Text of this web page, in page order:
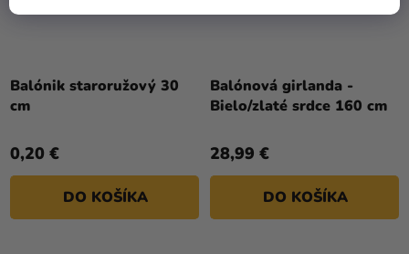
Balónik staroružový 30
cm
0,20 €
DO KOŠÍKA
Balónová girlanda -
Bielo/zlaté srdce 160 cm
28,99 €
DO KOŠÍKA